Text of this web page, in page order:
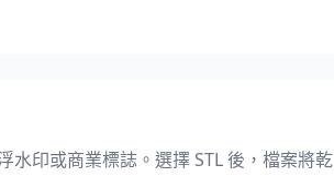
印或商業標誌。選擇 STL 後，檔案將乾